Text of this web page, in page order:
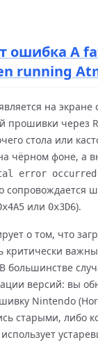
ошибка A
running
на экране
прошивки через
стола или
чёрном фоне, а
error occurred
сопровождается
или 0x3D6).
о том, что
критически
большинстве
версий: вы
Nintendo
старыми, либо